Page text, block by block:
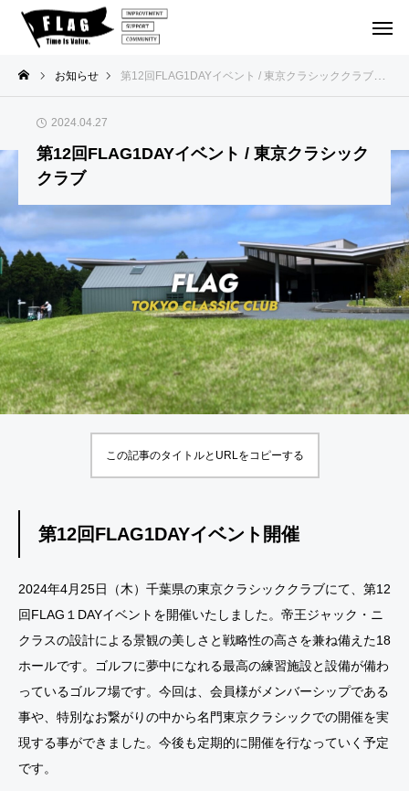
【参
加者
募
集】
FLA
G 北
海道
鬼合
宿 2
026.
旅
202
0.0
6〜
『1
泊2
日ゴ
ルフ
旅』
関西
シッ
C /
太平
洋C
六甲
コー
ス
１DAYイ
0.26
『第
50
回 F
LAG
1DA
Yイ
ト』
（千
催）
6.1
1.8
『第
51
回 F
LAG
1DA
Yイ
（千
お知らせ 第12回FLAG1DAYイベント / 東京クラシッククラブ
2024.04.27
第12回FLAG1DAYイベント / 東京クラシック
クラブ
この記事のタイトルとURLをコピーする
第12回FLAG1DAYイベント開催
2024年4月25日（木）千葉県の東京クラシッククラブにて、第12
回FLAG１DAYイベントを開催いたしました。帝王ジャック・ニ
クラスの設計による景観の美しさと戦略性の高さを兼ね備えた18
ホールです。ゴルフに夢中になれる最高の練習施設と設備が備わ
っているゴルフ場です。今回は、会員様がメンバーシップである
事や、特別なお繋がりの中から名門東京クラシックでの開催を実
現する事ができました。今後も定期的に開催を行なっていく予定
です。